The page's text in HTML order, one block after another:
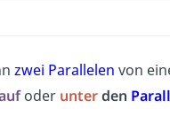
zwei Parallelen von
oder unterden